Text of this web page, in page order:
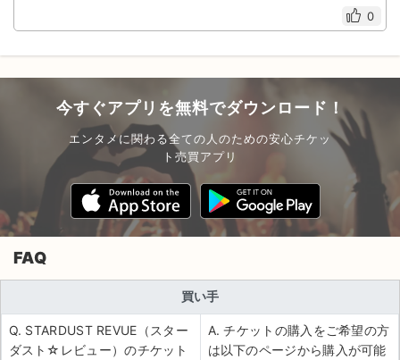
0
今すぐアプリを無料でダウンロード！
エンタメに関わる全ての人のための安心チケッ
ト売買アプリ
FAQ
買い手
Q. STARDUST REVUE（スター
ダスト☆レビュー）のチケット
A. チケットの購入をご希望の方
は以下のページから購入が可能